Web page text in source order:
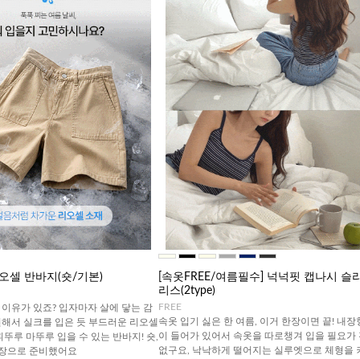
셀 반바지(숏/기본)
유가 있죠? 입자마자 살에 닿는 감
서 실크를 입은 듯 부드러운 리오셀
루 마뚜루 입을 수 있는 반바지! 숏,
으로 준비했어요
[속옷FREE/여름필수] 넉넉핏 캡나시 슬
리스(2type)
FREE
속옷 입기 싫은 한 여름, 이거 한장이면 끝! 내장
이 들어가 있어서 속옷을 따로챙겨 입을 필요가
없구요, 낙낙하게 떨어지는 실루엣으로 체형을